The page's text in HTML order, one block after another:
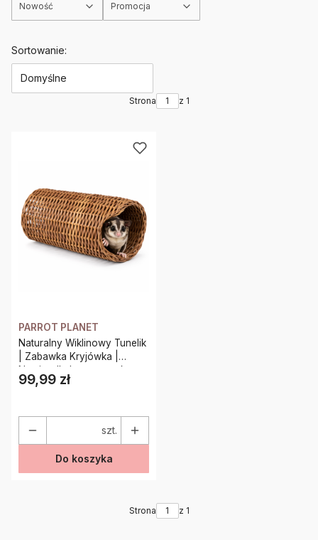
Nowość Promocja
Lista produktów
Sortowanie:
Domyślne
Strona z 1
PARROT PLANET
Naturalny Wiklinowy Tunelik
| Zabawka Kryjówka |
Namiot dla Lotopałanek
Cena
99,99 zł
szt.
Do koszyka
Strona z 1